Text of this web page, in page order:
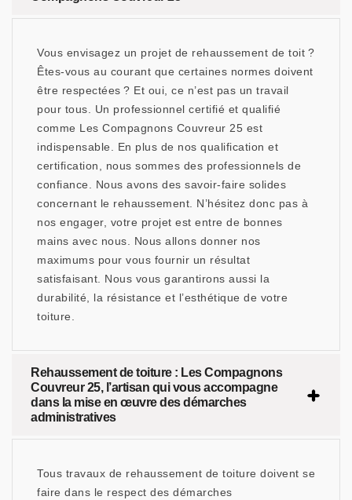
Vous envisagez un projet de rehaussement de toit ?
Êtes-vous au courant que certaines normes doivent
être respectées ? Et oui, ce n’est pas un travail
pour tous. Un professionnel certifié et qualifié
comme Les Compagnons Couvreur 25 est
indispensable. En plus de nos qualification et
certification, nous sommes des professionnels de
confiance. Nous avons des savoir-faire solides
concernant le rehaussement. N’hésitez donc pas à
nos engager, votre projet est entre de bonnes
mains avec nous. Nous allons donner nos
maximums pour vous fournir un résultat
satisfaisant. Nous vous garantirons aussi la
durabilité, la résistance et l’esthétique de votre
toiture.
Rehaussement de toiture : Les Compagnons
Couvreur 25, l’artisan qui vous accompagne
dans la mise en œuvre des démarches
administratives
Tous travaux de rehaussement de toiture doivent se
faire dans le respect des démarches